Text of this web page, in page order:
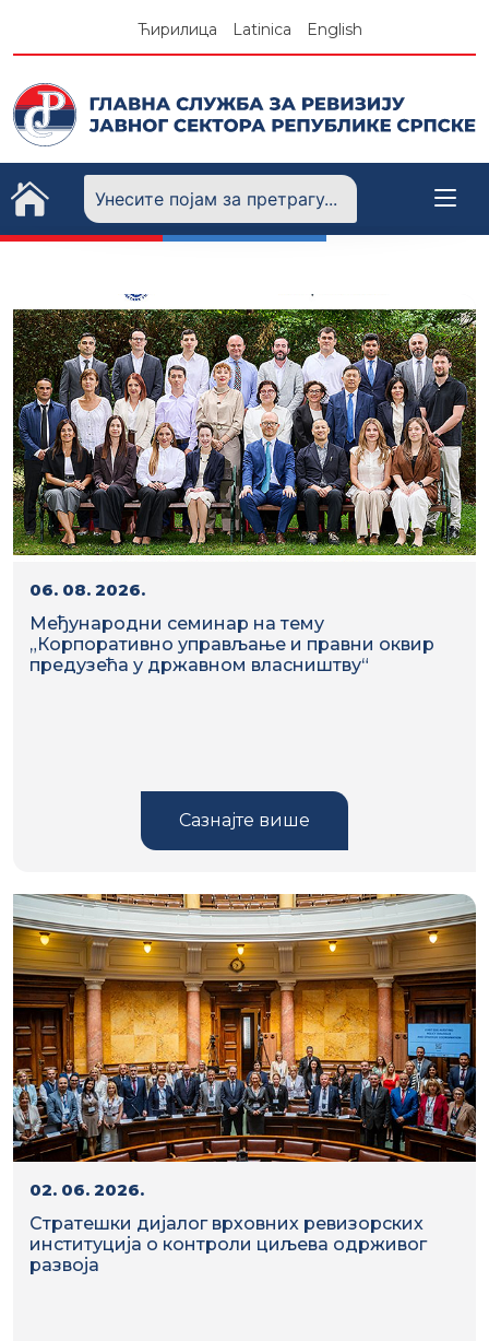
Ћирилица Latinica English
06. 08. 2026.
Међународни семинар на тему
„Корпоративно управљање и правни оквир
предузећа у државном власништву“
Сазнајте више
02. 06. 2026.
Стратешки дијалог врховних ревизорских
институција o контроли циљева одрживог
развоја